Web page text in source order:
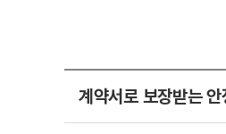
계약서로 보장받는